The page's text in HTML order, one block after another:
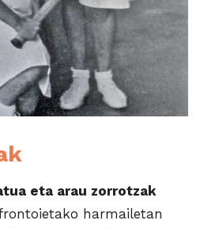
eta arau zorrotzak
harmailetan